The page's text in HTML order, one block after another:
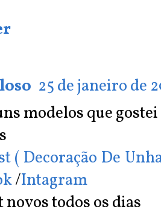
25 de janeiro de
modelos que
( Decoração De
/Intagram
novos todos os dias